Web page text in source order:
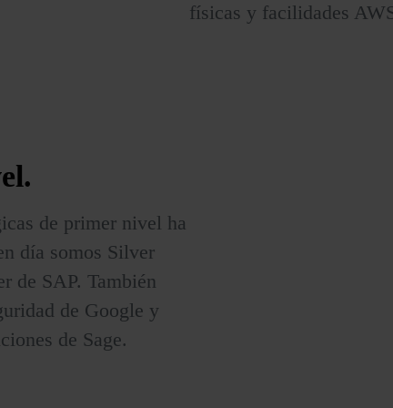
físicas y facilidades
de primer nivel ha
día somos Silver
de SAP. También
de Google y
de Sage.